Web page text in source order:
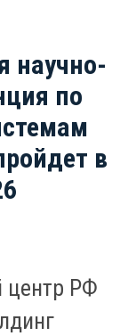
научно-
по
в
центр РФ